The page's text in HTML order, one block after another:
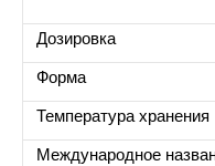
Дозировка
Форма
Температура хранения
Международное